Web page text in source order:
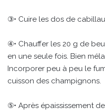
③• Cuire les dos de
④• Chauffer les 20 g de
en une seule fois. Bien
Incorporer peu à peu le
cuisson des champignons.
⑤• Après épaississement